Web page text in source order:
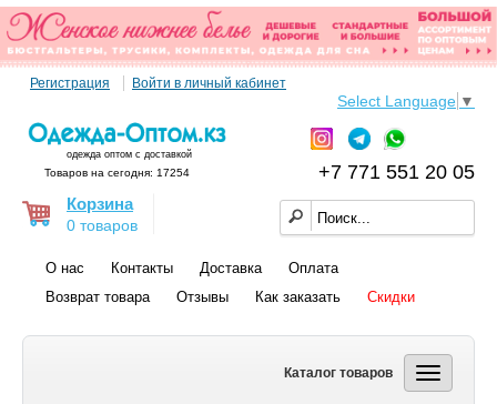
Регистрация Войти в личный кабинет
Select Language ▼
одежда оптом с доставкой
+7 771 551 20 05
Товаров на сегодня: 17254
Корзина
0 товаров
О нас Контакты Доставка
Оплата
Возврат товара
Отзывы Как заказать Скидки
Каталог товаров